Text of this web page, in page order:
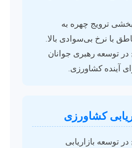
ترویج چهره به
با نرخ بی‌سوادی بالا.
توسعه رهبری جوانان
آینده کشاورزی.
کشاورزی
توسعه بازاریابی